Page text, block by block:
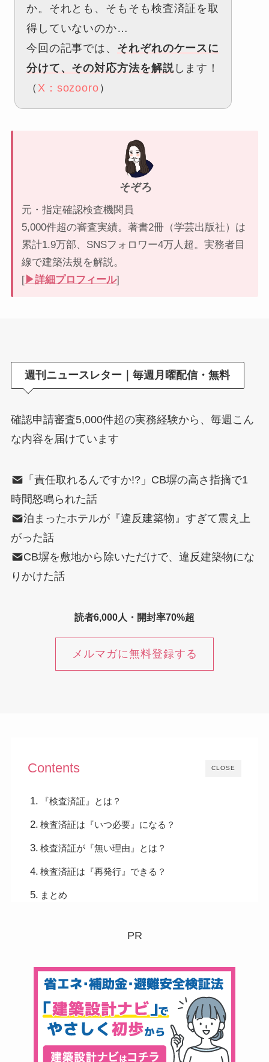
か。それとも、そもそも検査済証を取
得していないのか…
今回の記事では、 それぞれのケースに
分けて、その対応方法を解説します！
（ X：sozooro ）
そぞろ
元・指定確認検査機関員
5,000件超の審査実績。著書2冊（学芸出版社）は
累計1.9万部、SNSフォロワー4万人超。実務者目
線で建築法規を解説。
[▶︎詳細プロフィール]
週刊ニュースレター｜毎週月曜配信・無料
確認申請審査5,000件超の実務経験から、毎週こん
な内容を届けています
「責任取れるんですか!?」CB塀の高さ指摘で1
時間怒鳴られた話
泊まったホテルが『違反建築物』すぎて震え上
がった話
CB塀を敷地から除いただけで、違反建築物にな
りかけた話
読者6,000人・開封率70%超
メルマガに無料登録する
CLOSE
Contents
『検査済証』とは？
検査済証は『いつ必要』になる？
検査済証が『無い理由』とは？
検査済証は『再発行』できる？
まとめ
PR